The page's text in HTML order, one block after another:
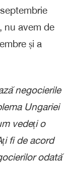
nu avem de
și a
negocierile
Ungariei
vedeți o
fi de acord
odată